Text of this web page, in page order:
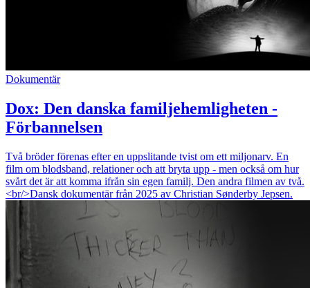
Dokumentär
Dox: Den danska familjehemligheten -
Förbannelsen
Två bröder förenas efter en uppslitande tvist om ett miljonarv. En
film om blodsband, relationer och att bryta upp - men också om hur
svårt det är att komma ifrån sin egen familj. Den andra filmen av två.
<br/>Dansk dokumentär från 2025 av Christian Sønderby Jepsen.